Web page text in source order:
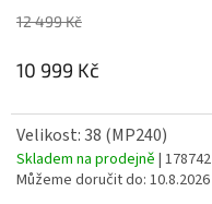
12 499 Kč
10 999 Kč
Velikost: 38 (MP240)
Skladem na prodejně | 178742
Můžeme doručit do: 10.8.2026